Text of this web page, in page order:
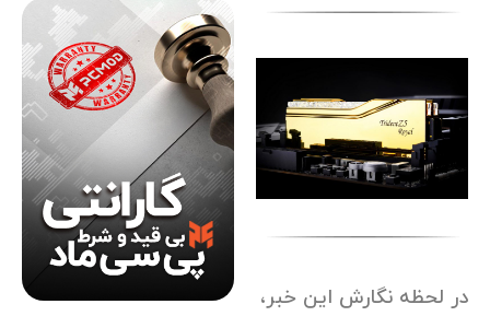
در لحظه نگارش این خبر،